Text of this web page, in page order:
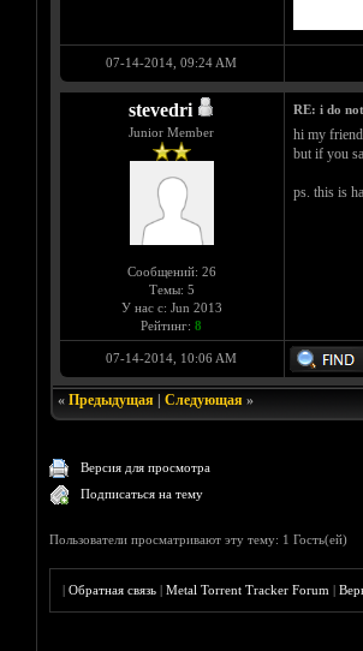
07-14-2014, 09:24 AM
stevedri
Junior Member
Сообщений: 26
Темы: 5
У нас с: Jun 2013
Рейтинг: 8
RE: i do
hi my
but if you
ps. this is
07-14-2014, 10:06 AM
« Предыдущая| Следующая»
Версия для просмотра
Подписаться на тему
Пользователи просматривают эту тему: 1 Гость(ей)
|Обратная связь |Metal Torrent Tracker Forum |